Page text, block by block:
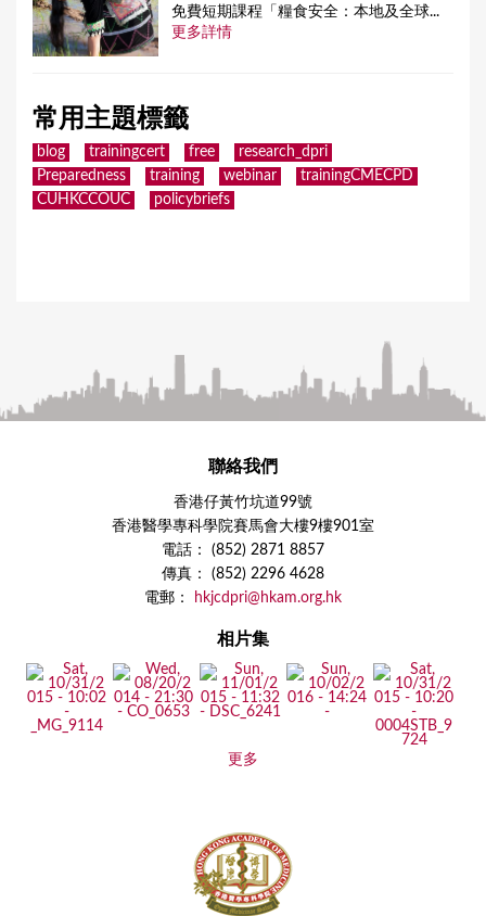
免費短期課程「糧食安全：本地及全球...
更多詳情
常用主題標籤
blog trainingcert free
research_dpri
Preparedness
training webinar
trainingCMECPD
CUHKCCOUC
policybriefs
聯絡我們
香港仔黃竹坑道99號
香港醫學專科學院賽馬會大樓9樓901室
電話： (852) 2871 8857
傳真： (852) 2296 4628
電郵：
hkjcdpri@hkam.org.hk
相片集
更多